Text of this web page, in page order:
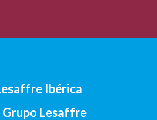
Ibérica
Grupo Lesaffre